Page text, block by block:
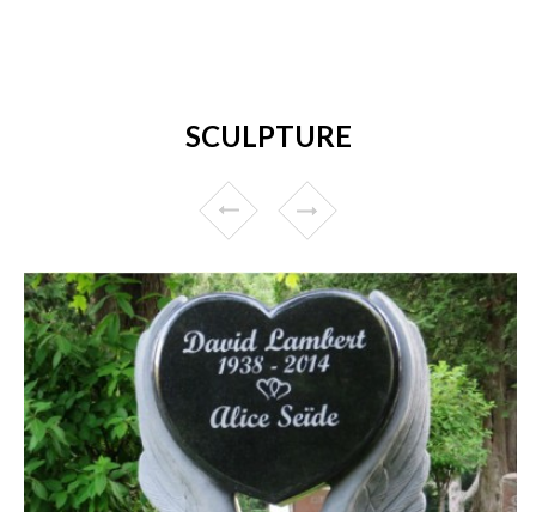
SCULPTURE